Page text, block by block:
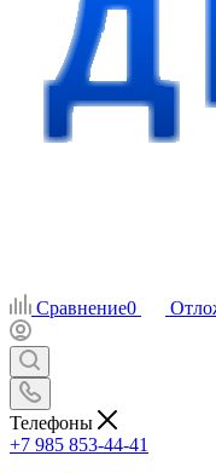
Сравнение0
Телефоны
+7 985 853-44-41